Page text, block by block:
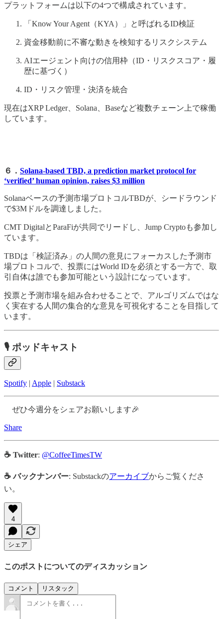
プラットフォームは以下の4つで構成されています。
「Know Your Agent（KYA）」と呼ばれるID検証
資金移動前に不審な動きを検知するリスクシステム
AIエージェント向けの信用枠（ID・リスクスコア・履
歴に基づく）
ID・リスク管理・決済を統合
現在はXRP Ledger、Solana、Baseなど複数チェーン上で稼働
しています。
６． Solana-based TBD, a prediction market protocol for
‘verified’ human opinion, raises $3 million
Solanaベースの予測市場プロトコルTBDが、シードラウンド
で$3Mドルを調達しました。
CMT DigitalとParaFiが共同でリードし、Jump Cryptoも参加し
ています。
TBDは「検証済み」の人間の意見にフォーカスした予測市
場プロトコルで、投票にはWorld IDを必須とする一方で、取
引自体は誰でも参加可能という設計になっています。
投票と予測市場を組み合わせることで、アルゴリズムではな
く実在する人間の集合的な意見を可視化することを目指して
います。
🎙 ポッドキャスト
Spotify | Apple | Substack
ぜひ今週分をシェアお願いします🎉
Share
☕ Twitter: @CoffeeTimesTW
☕ バックナンバー: Substackのアーカイブからご覧くださ
い。
4
シェア
このポストについてのディスカッション
コメント リスタック